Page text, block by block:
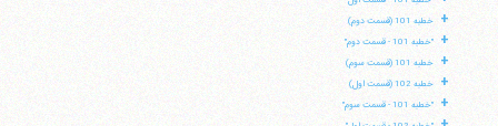
+ خطبه 101 (قسمت دوم)
+ "خطبه 101 - قسمت دوم"
+ خطبه 101 (قسمت سوم)
+ خطبه 102 (قسمت اول)
+ "خطبه 101 - قسمت سوم"